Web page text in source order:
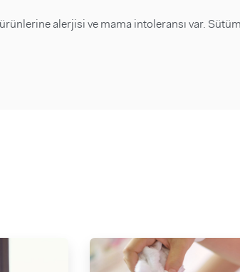
ürünlerine alerjisi ve mama intoleransı var.